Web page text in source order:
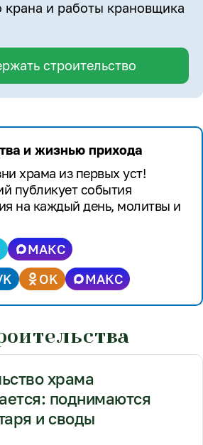
крана и работы крановщика
строительство
и жизнью прихода
храма из первых уст!
публикует события
на каждый день, молитвы и
МАКС
OK МАКС
храма
поднимаются
и своды